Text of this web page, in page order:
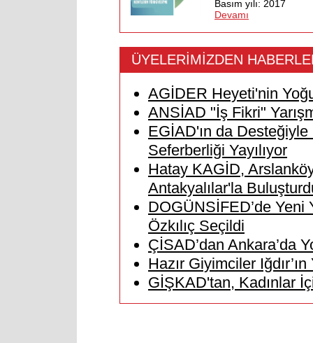
Basım yılı: 2017
Devamı
ÜYELERİMİZDEN
AGİDER Heyeti'nin
ANSİAD "İş Fikri"
EGİAD'ın da
Seferberliği Yayılıyor
Hatay KAGİD,
Antakyalılar'la
DOGÜNSİFED’de Yeni
Özkılıç Seçildi
ÇİSAD’dan Ankara’da
Hazır Giyimciler
GİŞKAD'tan, Kadınlar